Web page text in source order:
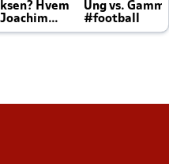
Hvem
Ung vs.
#football